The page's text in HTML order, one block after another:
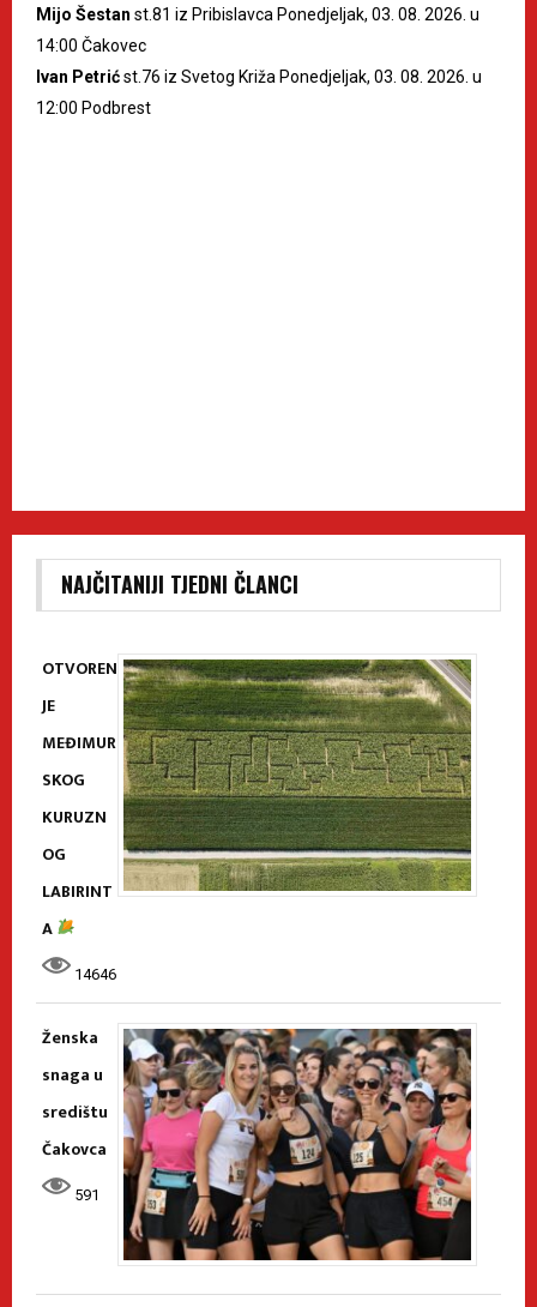
Mijo Šestan st.81 iz Pribislavca Ponedjeljak, 03. 08. 2026. u
14:00 Čakovec
Ivan Petrićst.76 iz Svetog Križa Ponedjeljak, 03. 08. 2026. u
12:00 Podbrest
NAJČITANIJI TJEDNI ČLANCI
OTVOREN
JE
MEĐIMUR
SKOG
KURUZN
OG
LABIRINT
A
14646
Ženska
snaga u
središtu
Čakovca
591